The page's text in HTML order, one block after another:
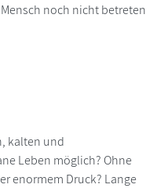
noch nicht betreten
kalten und
Leben möglich? Ohne
enormem Druck? Lange